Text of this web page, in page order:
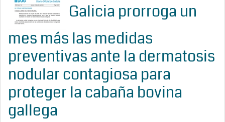
Galicia prorroga un
mes más las medidas
preventivas ante la dermatosis
nodular contagiosa para
proteger la cabaña bovina
gallega